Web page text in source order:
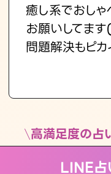
癒し系でおしゃ
お願いしてま
問題解決もピカ
高満足度の占
LINE占